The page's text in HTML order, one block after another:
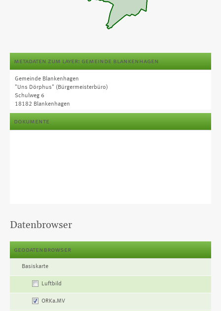
metadaten zum layer: gemeinde blankenhagen
Gemeinde Blankenhagen
"Uns Dörphus" (Bürgermeisterbüro)
Schulweg 6
18182 Blankenhagen
Tel. +49 38201 828
dokumente
Datenbrowser
geodatenbrowser
NameBasiskarte
Luftbild
ORKa.MV